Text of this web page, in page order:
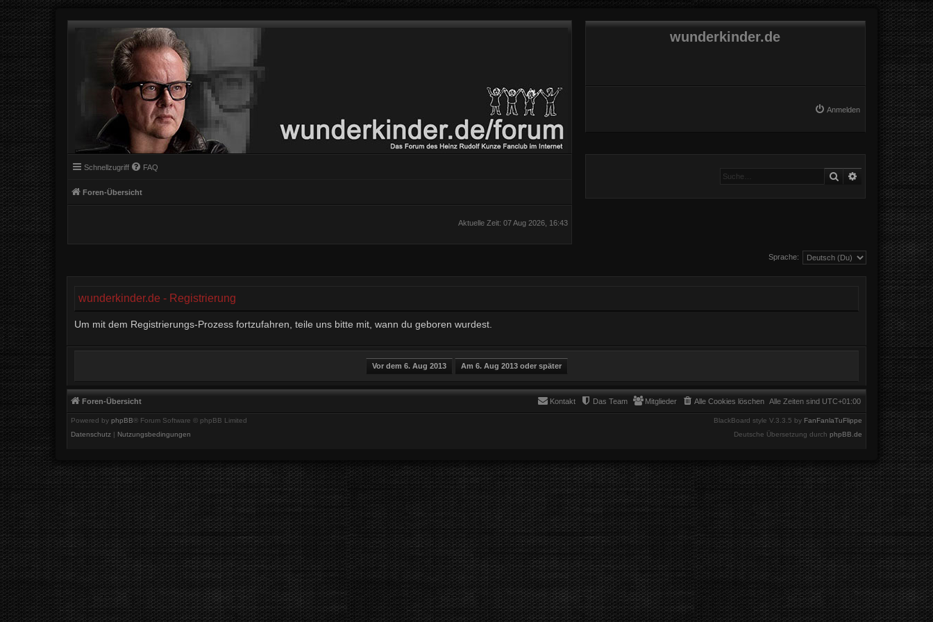
wunderkinder.de
Anmelden
Schnellzugriff FAQ
Foren-Übersicht
Suche Erweiterte Suche
Aktuelle Zeit: 07 Aug 2026, 16:43
Sprache:
wunderkinder.de - Registrierung
Um mit dem Registrierungs-Prozess fortzufahren, teile uns bitte mit, wann du geboren wurdest.
Foren-Übersicht Alle Zeiten sind UTC+01:00
Alle Cookies löschen
Mitglieder
Das Team
Kontakt
Powered by phpBB® Forum Software © phpBB Limited BlackBoard style V.3.3.5 by FanFanlaTuFlippe
Deutsche Übersetzung durch phpBB.de
Datenschutz | Nutzungsbedingungen